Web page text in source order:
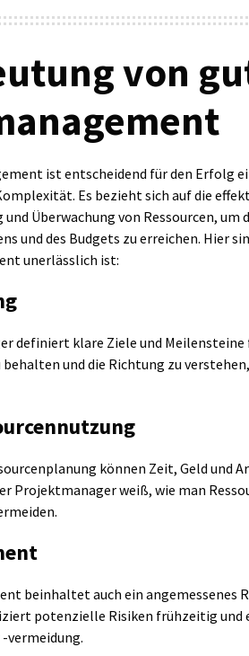
von
ist entscheidend für den Erfolg
Es bezieht sich auf die
Überwachung von Ressourcen, um
und des Budgets zu erreichen. Hier
unerlässlich ist:
definiert klare Ziele und Meilensteine
behalten und die Richtung zu
können Zeit, Geld und
Projektmanager weiß, wie man
beinhaltet auch ein angemessenes
potenzielle Risiken frühzeitig und
vermeidung.